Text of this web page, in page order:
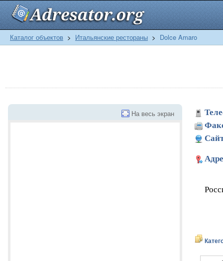
Каталог объектов > Итальянские рестораны > Dolce Amaro
На весь экран